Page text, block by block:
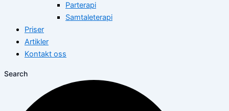
Parterapi
Samtaleterapi
Priser
Artikler
Kontakt oss
Search